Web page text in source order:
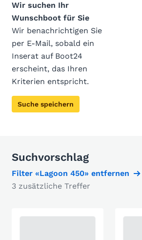
Wir suchen Ihr
Wunschboot für Sie
Wir benachrichtigen Sie
per E-Mail, sobald ein
Inserat auf Boot24
erscheint, das Ihren
Kriterien entspricht.
Suche speichern
Suchvorschlag
Filter «Lagoon 450» entfernen
3 zusätzliche Treffer